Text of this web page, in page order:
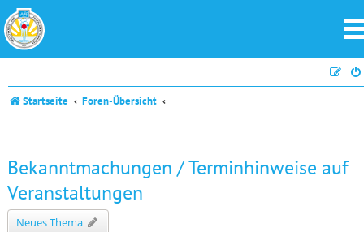
Startseite Foren-Übersicht
Bekanntmachungen / Terminhinweise auf
Veranstaltungen
Neues Thema